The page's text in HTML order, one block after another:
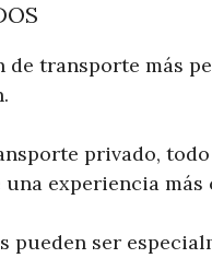
de transporte más
privado,
experiencia más
pueden ser